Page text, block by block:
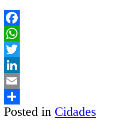
Facebook
WhatsApp
Twitter
LinkedIn
Email
Share
Posted in Cidades